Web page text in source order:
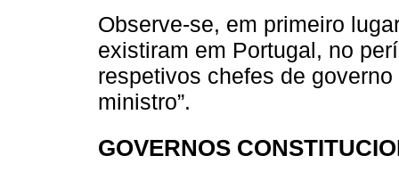
Observe-se, em primeiro
existiram em Portugal, no
respetivos chefes de
ministro”.
GOVERNOS